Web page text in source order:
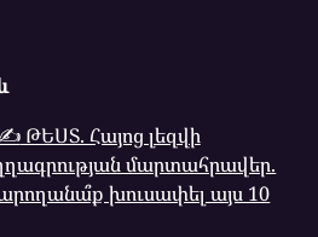
✍ԹԵՍՏ. Հայոց լեզվի
մարտահրավեր.
խուսափել այս 10